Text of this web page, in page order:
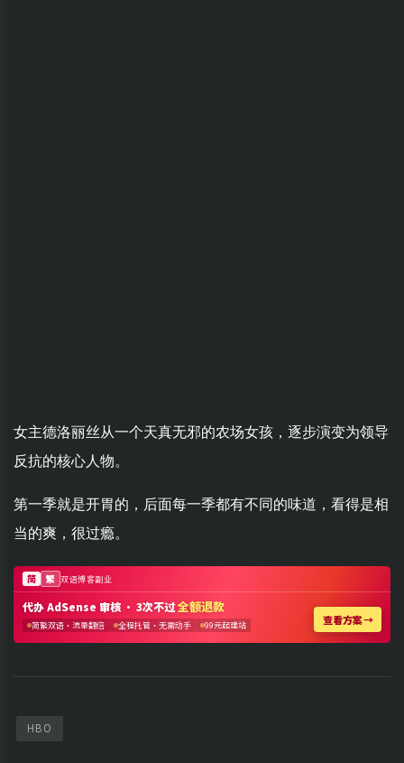
女主德洛丽丝从一个天真无邪的农场女孩，逐步演变为领导
反抗的核心人物。
第一季就是开胃的，后面每一季都有不同的味道，看得是相
当的爽，很过瘾。
HBO